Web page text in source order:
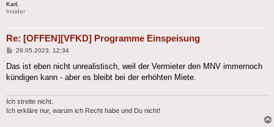
Karl.
Insider
Re: [OFFEN][VFKD] Programme Einspeisung
Beitrag
29.05.2023, 12:34
Das ist eben nicht unrealistisch, weil der Vermieter den MNV immernoch
kündigen kann - aber es bleibt bei der erhöhten Miete.
Ich streite nicht.
Ich erkläre nur, warum ich Recht habe und Du nicht!